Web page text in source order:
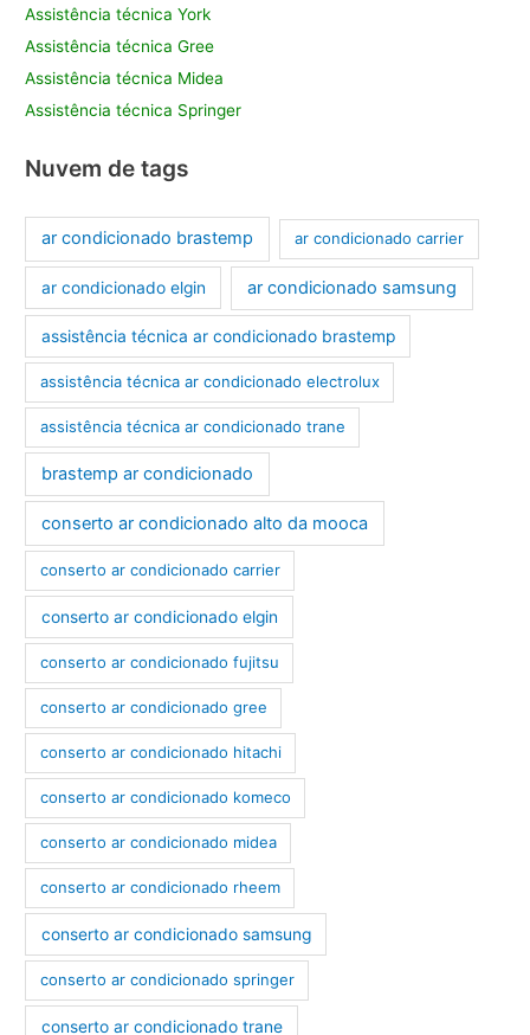
Assistência técnica York
Assistência técnica Gree
Assistência técnica Midea
Assistência técnica Springer
Nuvem de tags
ar condicionado brastemp ar condicionado carrier
ar condicionado elgin ar condicionado samsung
assistência técnica ar condicionado brastemp
assistência técnica ar condicionado electrolux
assistência técnica ar condicionado trane
brastemp ar condicionado
conserto ar condicionado alto da mooca
conserto ar condicionado carrier
conserto ar condicionado elgin
conserto ar condicionado fujitsu
conserto ar condicionado gree
conserto ar condicionado hitachi
conserto ar condicionado komeco
conserto ar condicionado midea
conserto ar condicionado rheem
conserto ar condicionado samsung
conserto ar condicionado springer
conserto ar condicionado trane